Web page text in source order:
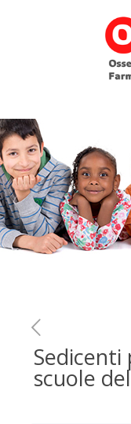
Sedicenti
scuole